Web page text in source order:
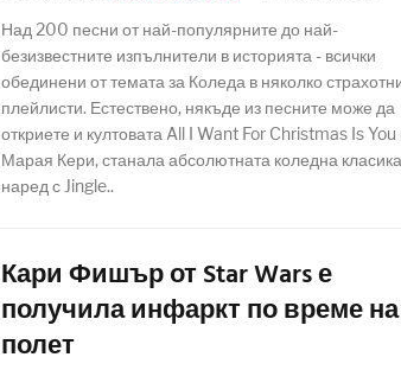
Над 200 песни от най-популярните до най-
безизвестните изпълнители в историята - всички
обединени от темата за Коледа в няколко
плейлисти. Естествено, някъде из песните може да
откриете и култовата All I Want For Christmas Is You
Марая Кери, станала абсолютната коледна
наред с Jingle..
Кари Фишър от Star Wars е
получила инфаркт по време на
полет